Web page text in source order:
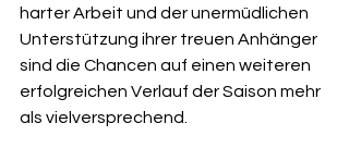
harter Arbeit und der unermüdlichen
Unterstützung ihrer treuen Anhänger
sind die Chancen auf einen weiteren
erfolgreichen Verlauf der Saison mehr
als vielversprechend.